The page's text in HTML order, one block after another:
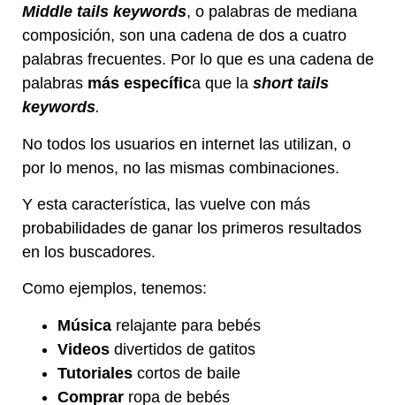
Middle tails keywords, o palabras de mediana
composición, son una cadena de dos a cuatro
palabras frecuentes. Por lo que es una cadena de
palabras más específica que la short tails
keywords.
No todos los usuarios en internet las utilizan, o
por lo menos, no las mismas combinaciones.
Y esta característica, las vuelve con más
probabilidades de ganar los primeros resultados
en los buscadores.
Como ejemplos, tenemos:
Música relajante para bebés
Videos divertidos de gatitos
Tutoriales cortos de baile
Comprar ropa de bebés